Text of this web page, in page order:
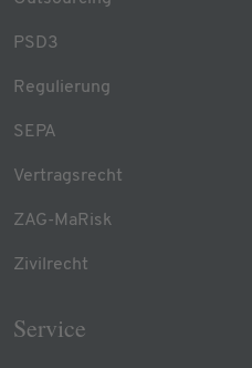
PSD3
Regulierung
SEPA
Vertragsrecht
ZAG-MaRisk
Zivilrecht
Service